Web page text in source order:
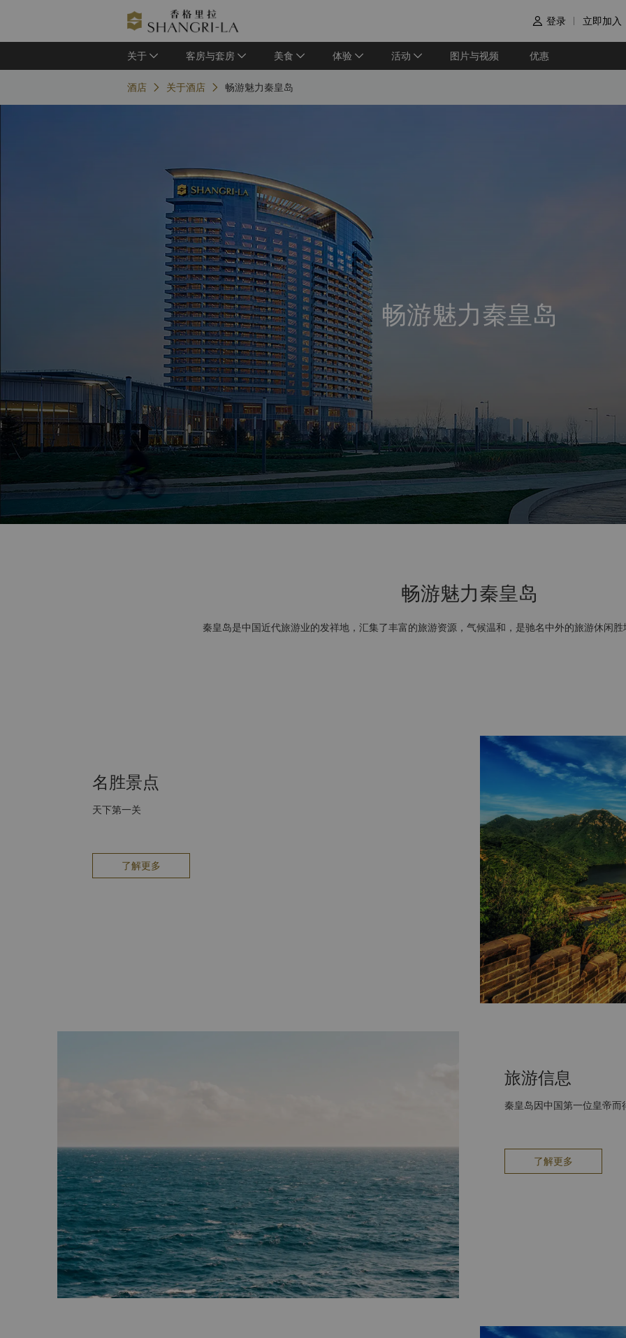
 登录 立即加入
关于 客房与套房 美食 体验 活动 图片与视频 优惠
酒店 关于酒店 畅游魅力秦皇岛
畅游魅力秦皇岛
畅游魅力秦皇岛
秦皇岛是中国近代旅游业的发祥地，汇集了丰富的旅游资源，气候温和，是驰名中外的旅游休闲
名胜景点
天下第一关
了解更多
旅游信息
秦皇岛因中国第一位皇帝而
了解更多